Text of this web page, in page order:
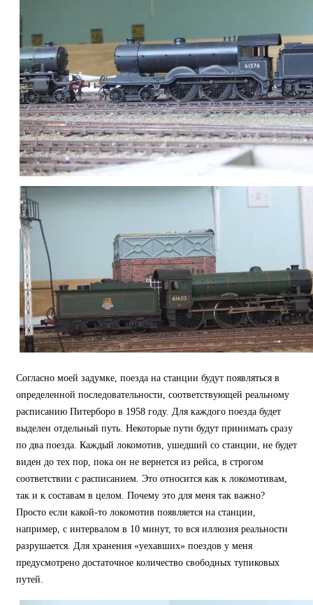
Согласно моей задумке, поезда на станции будут появляться в
определенной последовательности, соответствующей реальному
расписанию Питерборо в 1958 году. Для каждого поезда будет
выделен отдельный путь. Некоторые пути будут принимать сразу
по два поезда. Каждый локомотив, ушедший со станции, не будет
виден до тех пор, пока он не вернется из рейса, в строгом
соответствии с расписанием. Это относится как к локомотивам,
так и к составам в целом. Почему это для меня так важно?
Просто если какой-то локомотив появляется на станции,
например, с интервалом в 10 минут, то вся иллюзия реальности
разрушается. Для хранения «уехавших» поездов у меня
предусмотрено достаточное количество свободных тупиковых
путей.